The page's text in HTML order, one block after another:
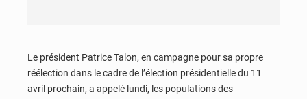
Le président Patrice Talon, en campagne pour sa propre
réélection dans le cadre de l’élection présidentielle du 11
avril prochain, a appelé lundi, les populations des